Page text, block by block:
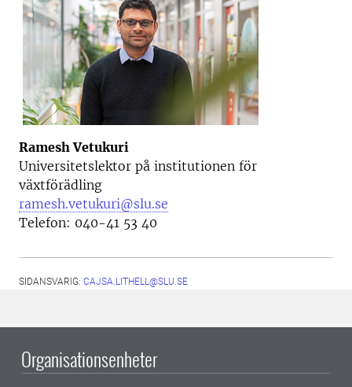
Ramesh Vetukuri
Universitetslektor på institutionen för
växtförädling
ramesh.vetukuri@slu.se
Telefon: 040-41 53 40
SIDANSVARIG: CAJSA.LITHELL@SLU.SE
Organisationsenheter